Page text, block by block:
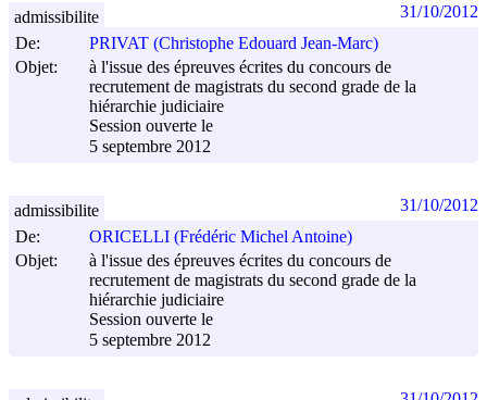
De:
PRIVAT (Christophe Edouard Jean-Marc)
Objet:
à l'issue des épreuves écrites du concours de
recrutement de magistrats du second grade de la
hiérarchie judiciaire
Session ouverte le
5 septembre 2012
admissibilite 31/10/2012
De:
ORICELLI (Frédéric Michel Antoine)
Objet:
à l'issue des épreuves écrites du concours de
recrutement de magistrats du second grade de la
hiérarchie judiciaire
Session ouverte le
5 septembre 2012
admissibilite 31/10/2012